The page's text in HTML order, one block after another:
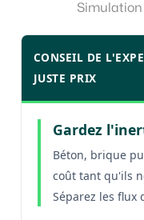
CONSEIL DE
JUSTE PRIX
Gardez
Béton, brique
coût tant qu'ils
Séparez les flux